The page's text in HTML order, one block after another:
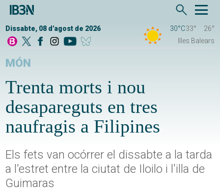
Dissabte, 08 d'agost de 2026 30°C33°
26°
Illes Balears
MÓN
Trenta morts i nou
desapareguts en tres
naufragis a Filipines
Els fets van ocórrer el dissabte a la tarda
a l'estret entre la ciutat de Iloilo i l'illa de
Guimaras